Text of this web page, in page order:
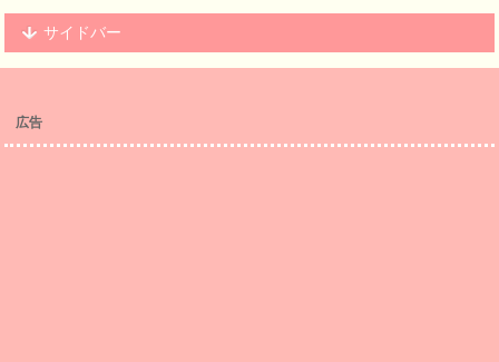
サイドバー
広告